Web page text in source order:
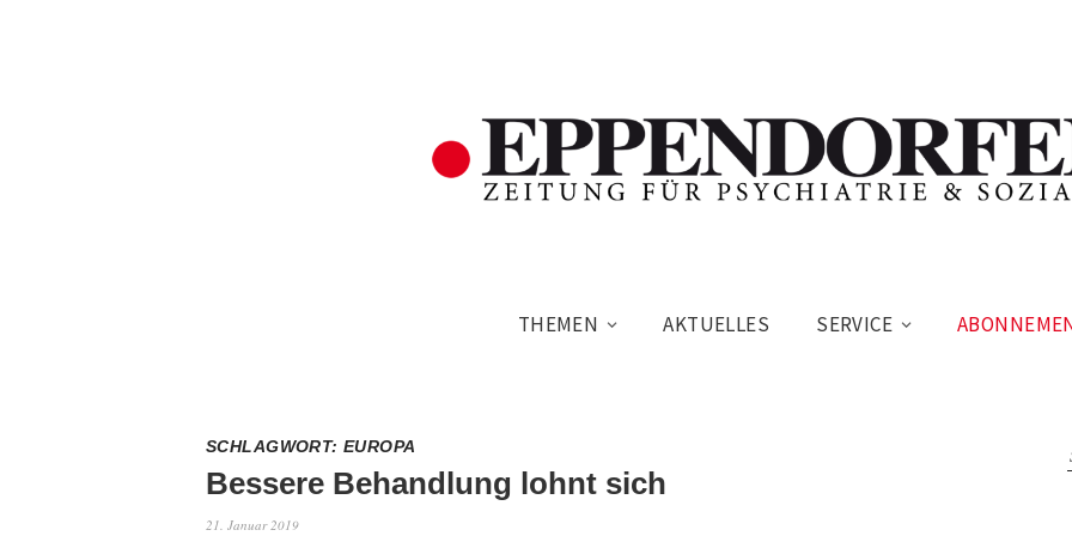
THEMEN AKTUELLES SERVICE
SCHLAGWORT:EUROPA
Bessere Behandlung lohnt sich
21. Januar 2019